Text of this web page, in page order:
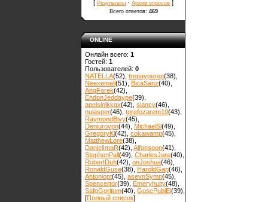
[ Результаты · Архив опросов ]
Всего ответов: 469
ONLINE
Онлайн всего: 1
Гостей: 1
Пользователей: 0
NATELLA(52) trepayperep(38)
Neexemeli(51) BicaSanz(40)
AngForek(42)
EndonJeddaype(39)
apelsinikkgx(42) slancy(46)
nulasper(46) torefozarem19(43)
RaymondBivy(45)
Deniurovpn(44) MichaelSl(49)
GregoryKl(42) cokawamp(45)
MatthewLore(38)
DanielImaR(42) Alfonsoon(41)
StephenPall(49) CharlesJure(40)
RobertDuh(42) onJoshua(46)
RonaldGuse(38) HaroldGap(46)
Antoniopt(45) asevnSymn(45)
Spencertor(39) Emeryhulty(48)
SafoGoritum(40) GuscPubiEi(39)
[Полный список]